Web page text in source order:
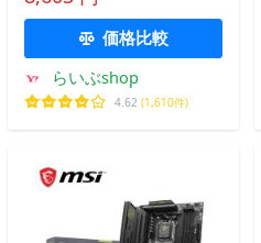
価格比較
らいぶshop
4.62 (1,610件)